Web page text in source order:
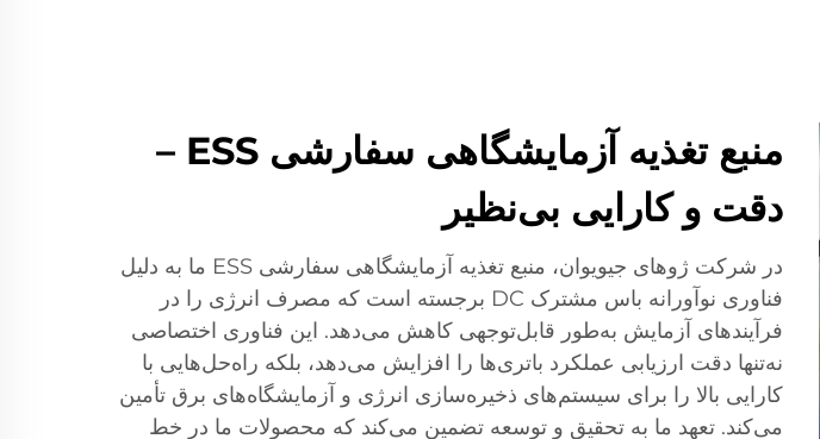
منبع تغذیه آزمایشگاهی سفارشی ESS –
دقت و کارایی بی‌نظیر
در شرکت ژوهای جیویوان، منبع تغذیه آزمایشگاهی سفارشی ESS ما به دلیل
فناوری نوآورانه باس مشترک DC برجسته است که مصرف انرژی را در
فرآیندهای آزمایش به‌طور قابل‌توجهی کاهش می‌دهد. این فناوری اختصاصی
نه‌تنها دقت ارزیابی عملکرد باتری‌ها را افزایش می‌دهد، بلکه راه‌حل‌هایی با
کارایی بالا را برای سیستم‌های ذخیره‌سازی انرژی و آزمایشگاه‌های برق تأمین
می‌کند. تعهد ما به تحقیق و توسعه تضمین می‌کند که محصولات ما در خط